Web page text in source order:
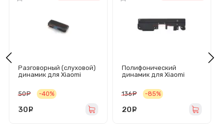
Разговорный (слуховой)
динамик для Xiaomi
50 руб.
-40%
30
Полифонический
динамик для Xiaomi
136 руб.
-85%
20